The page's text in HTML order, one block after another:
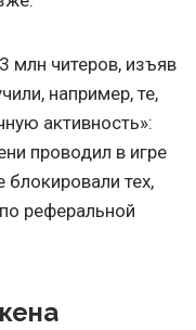
млн читеров, изъяв
например, те,
активность»:
проводил в игре
тех,
реферальной